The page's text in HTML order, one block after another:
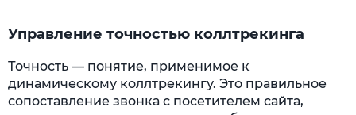
Управление точностью коллтрекинга
Точность — понятие, применимое к
динамическому коллтрекингу. Это правильное
сопоставление звонка с посетителем сайта,